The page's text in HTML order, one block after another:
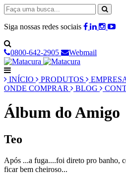
Siga nossas redes sociais
0800-642-2905 Webmail
INÍCIO PRODUTOS
ONDE COMPRAR
BLOG
Álbum do Amigo
Teo
Após ...a fuga....foi direto pro banho,
ficar bem cheiroso...